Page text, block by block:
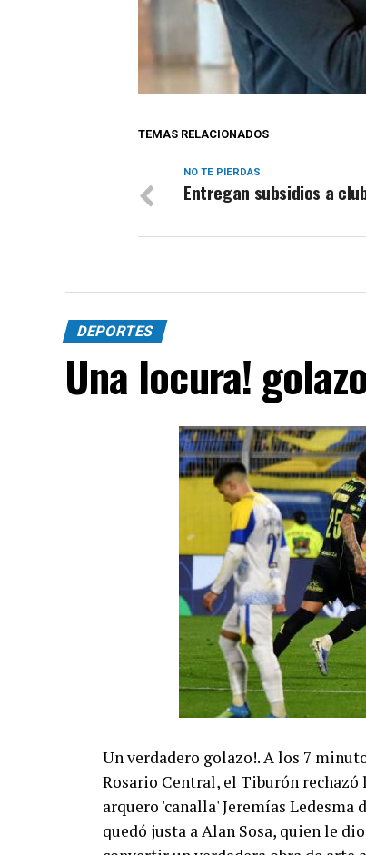
TEMAS RELACIONADOS
NO TE PIERDAS
Entregan subsidios a
DEPORTES
Una locura!
Un verdadero golazo!. A los 7
Rosario Central, el Tiburón rechazó
arquero 'canalla' Jeremías Ledesma
quedó justa a Alan Sosa, quien le